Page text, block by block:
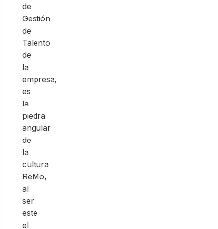
de
Gestión
de
Talento
de
la
empresa,
es
la
piedra
angular
de
la
cultura
ReMo,
al
ser
este
el